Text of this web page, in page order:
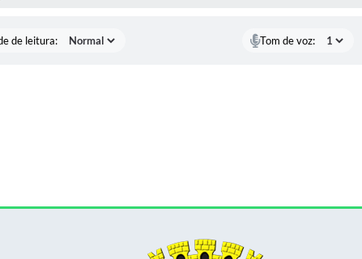
de leitura: Tom de voz: